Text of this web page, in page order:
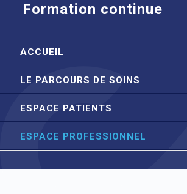
Formation continue
ACCUEIL
LE PARCOURS DE SOINS
ESPACE PATIENTS
ESPACE PROFESSIONNEL